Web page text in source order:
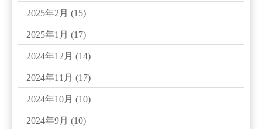
2025年2月 (15)
2025年1月 (17)
2024年12月 (14)
2024年11月 (17)
2024年10月 (10)
2024年9月 (10)